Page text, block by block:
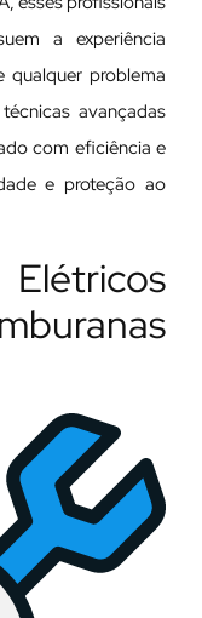
a experiência
qualquer problema
avançadas
com eficiência e
e proteção ao